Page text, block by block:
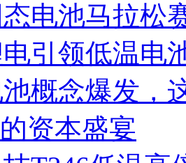
电池马拉松
引领低温电
概念爆发，
资本盛宴